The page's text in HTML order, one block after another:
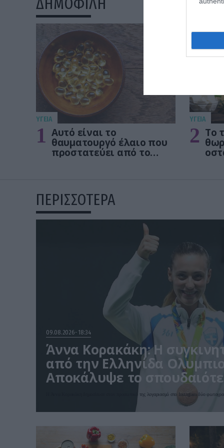
ΥΓΕΙΑ
1 Αυτό είναι το
θαυματουργό έλαιο που
προστατεύει από το
ΥΓΕΙΑ
2 Το
ΠΕΡΙΣΣΟΤΕΡΑ
09.08.2026 18:34
Άννα Κορακάκη: Η
από την Ελληνίδα
Αποκάλυψε το
«μετάλλιό» της
Η Άννα Κορακάκη δημοσίευσε στον προσωπικό της λογαριασμό στο Instagram δύο